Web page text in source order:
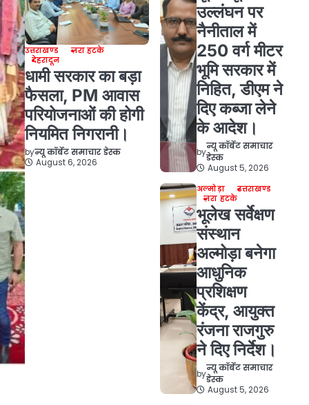
उत्तराखण्ड
ज़रा हटके
देहरादून
धामी सरकार का बड़ा
फैसला, PM आवास
परियोजनाओं की होगी
नियमित निगरानी।
byन्यू कॉर्बेट समाचार डेस्क
August 6, 2026
उल्लंघन पर
नैनीताल में
250 वर्ग मीटर
भूमि सरकार में
निहित, डीएम ने
दिए कब्जा लेने
के आदेश।
by
न्यू कॉर्बेट समाचार
डेस्क
August 5, 2026
अल्मोड़ा
उत्तराखण्ड
ज़रा हटके
भूलेख सर्वेक्षण
संस्थान
अल्मोड़ा बनेगा
आधुनिक
प्रशिक्षण
केंद्र, आयुक्त
रंजना राजगुरु
ने दिए निर्देश।
by
न्यू कॉर्बेट समाचार
डेस्क
August 5, 2026